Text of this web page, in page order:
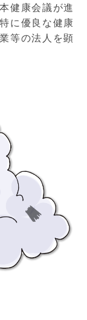
健康会議が進
に優良な健康
等の法人を顕